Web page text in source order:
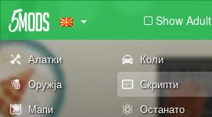
Show Adult
Алатки Коли
Оружја
Скрипти
Мапи
Останато